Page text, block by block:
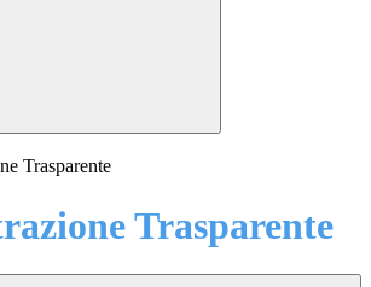
Trasparente
Trasparente